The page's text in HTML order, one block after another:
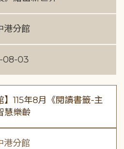
港分館
08-03
】115年8月《閱讀書籤-主
慧樂齡
港分館